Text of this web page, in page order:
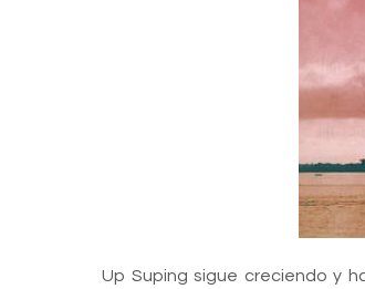
Up Suping sigue creciendo y